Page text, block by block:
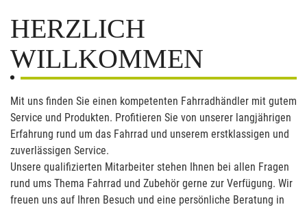
HERZLICH
WILLKOMMEN
Mit uns finden Sie einen kompetenten Fahrradhändler mit gutem
Service und Produkten. Profitieren Sie von unserer langjährigen
Erfahrung rund um das Fahrrad und unserem erstklassigen und
zuverlässigen Service.
Unsere qualifizierten Mitarbeiter stehen Ihnen bei allen Fragen
rund ums Thema Fahrrad und Zubehör gerne zur Verfügung. Wir
freuen uns auf Ihren Besuch und eine persönliche Beratung in